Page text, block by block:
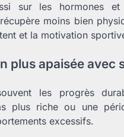
sur les hormones et
moins bien
et la motivation
plus apaisée avec
les progrès
plus riche ou une
excessifs.